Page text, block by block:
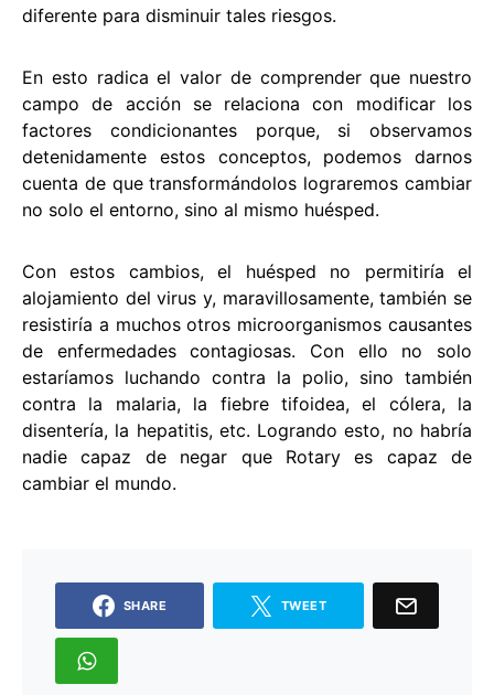
diferente para disminuir tales riesgos.
En esto radica el valor de comprender que nuestro
campo de acción se relaciona con modificar los
factores condicionantes porque, si observamos
detenidamente estos conceptos, podemos darnos
cuenta de que transformándolos lograremos cambiar
no solo el entorno, sino al mismo huésped.
Con estos cambios, el huésped no permitiría el
alojamiento del virus y, maravillosamente, también se
resistiría a muchos otros microorganismos causantes
de enfermedades contagiosas. Con ello no solo
estaríamos luchando contra la polio, sino también
contra la malaria, la fiebre tifoidea, el cólera, la
disentería, la hepatitis, etc. Logrando esto, no habría
nadie capaz de negar que Rotary es capaz de
cambiar el mundo.
SHARE TWEET